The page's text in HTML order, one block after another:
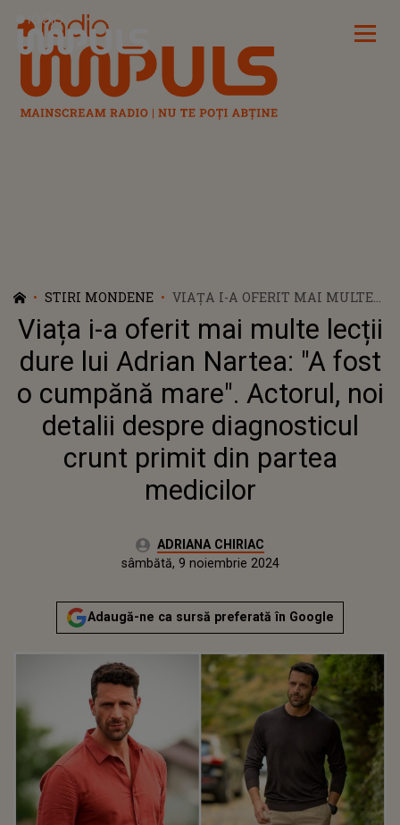
Radio Impuls
STIRI MONDENE
VIAȚA I-A OFERIT MAI MULTE
LECȚII DURE LUI ADRIAN
NARTEA: "A FOST O CUMPĂNĂ
MARE". ACTORUL, NOI DETALII
DESPRE DIAGNOSTICUL CRUNT
PRIMIT DIN PARTEA MEDICILOR
Viața i-a oferit mai multe lecții
dure lui Adrian Nartea: "A fost
o cumpănă mare". Actorul, noi
detalii despre diagnosticul
crunt primit din partea
medicilor
Autor:ADRIANA CHIRIAC
Publicat:
sâmbătă, 9 noiembrie 2024
Adaugă-ne ca sursă preferată în Google